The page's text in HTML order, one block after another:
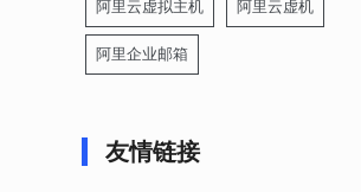
阿里云虚拟主机 阿里云虚机
阿里企业邮箱
友情链接